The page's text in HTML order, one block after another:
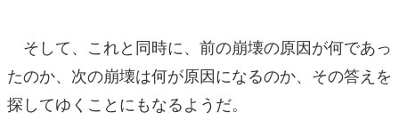
そして、これと同時に、前の崩壊の原因が何であっ
たのか、次の崩壊は何が原因になるのか、その答えを
探してゆくことにもなるようだ。